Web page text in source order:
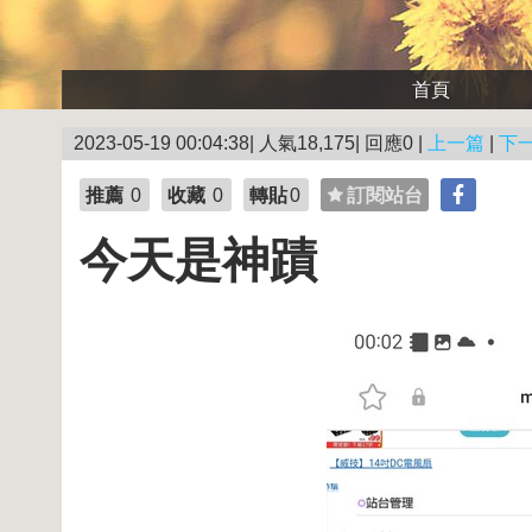
首頁
2023-05-19 00:04:38| 人氣18,175| 回應0 | 上一篇 下
推薦 0 收藏 0 轉貼0 訂閱站台
今天是神蹟